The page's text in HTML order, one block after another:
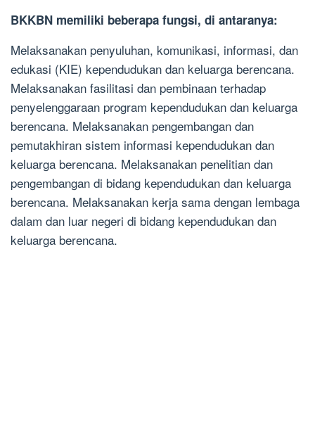
BKKBN memiliki beberapa fungsi, di antaranya:
Melaksanakan penyuluhan, komunikasi, informasi, dan
edukasi (KIE) kependudukan dan keluarga berencana.
Melaksanakan fasilitasi dan pembinaan terhadap
penyelenggaraan program kependudukan dan keluarga
berencana. Melaksanakan pengembangan dan
pemutakhiran sistem informasi kependudukan dan
keluarga berencana. Melaksanakan penelitian dan
pengembangan di bidang kependudukan dan keluarga
berencana. Melaksanakan kerja sama dengan lembaga
dalam dan luar negeri di bidang kependudukan dan
keluarga berencana.